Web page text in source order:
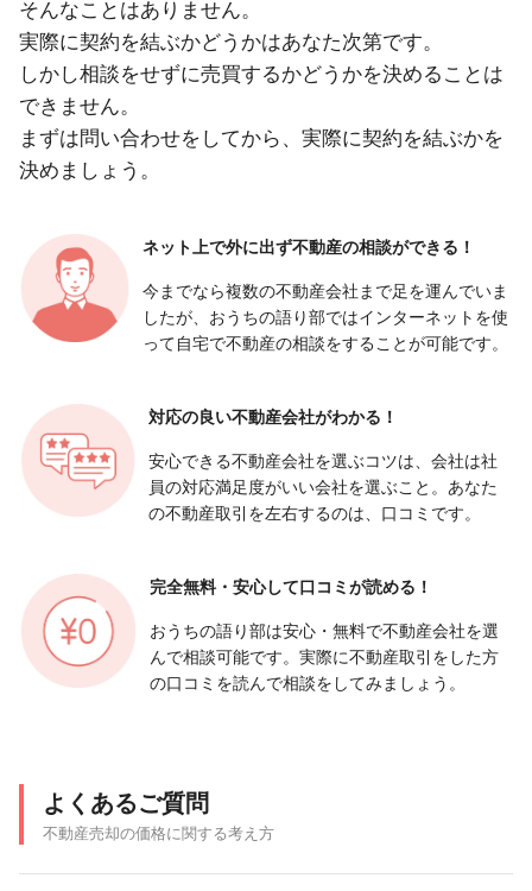
そんなことはありません。
実際に契約を結ぶかどうかはあなた次第です。
しかし相談をせずに売買するかどうかを決めることは
できません。
まずは問い合わせをしてから、実際に契約を結ぶかを
決めましょう。
ネット上で外に出ず不動産の相談ができる！
今までなら複数の不動産会社まで足を運んでいま
したが、おうちの語り部ではインターネットを使
って自宅で不動産の相談をすることが可能です。
対応の良い不動産会社がわかる！
安心できる不動産会社を選ぶコツは、会社は社
員の対応満足度がいい会社を選ぶこと。あなた
の不動産取引を左右するのは、口コミです。
完全無料・安心して口コミが読める！
おうちの語り部は安心・無料で不動産会社を選
んで相談可能です。実際に不動産取引をした方
の口コミを読んで相談をしてみましょう。
よくあるご質問
不動産売却の価格に関する考え方